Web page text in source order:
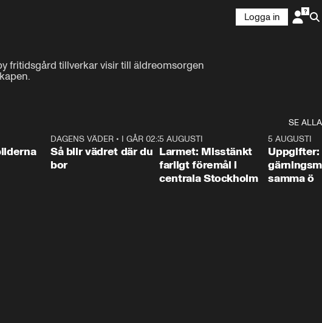
Logga in
fritidsgård tillverkar visir till äldreomsorgen
SE ALLA
1:06
DAGENS VÄDER• I GÅR 02:30
Så blir vädret där du
bor
0:35
5 AUGUSTI
Larmet: Misstänkt
farligt föremål i
centrala Stockholm
5 AUGUSTI
Uppgifter:
samma ö